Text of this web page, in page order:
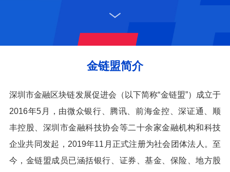
金链盟简介
深圳市金融区块链发展促进会（以下简称“金链盟”）成立于
2016年5月，由微众银行、腾讯、前海金控、深证通、顺
丰控股、深圳市金融科技协会等二十余家金融机构和科技
企业共同发起，2019年11月正式注册为社会团体法人。至
今，金链盟成员已涵括银行、证券、基金、保险、地方股